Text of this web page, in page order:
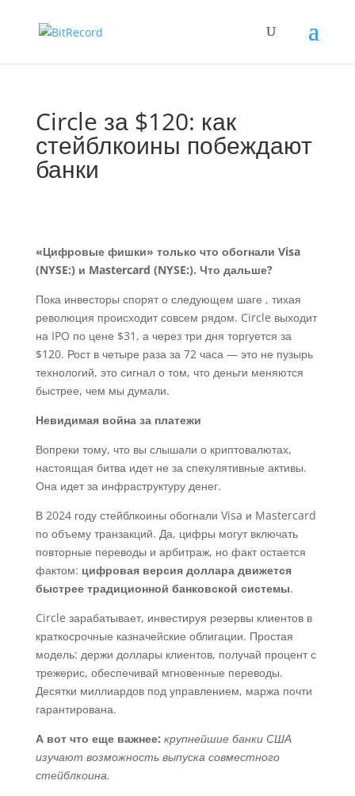
Circle за $120: как
стейблкоины побеждают
банки
«Цифровые фишки» только что обогнали Visa
(NYSE:) и Mastercard (NYSE:). Что дальше?
Пока инвесторы спорят о следующем шаге , тихая
революция происходит совсем рядом. Circle выходит
на IPO по цене $31, а через три дня торгуется за
$120. Рост в четыре раза за 72 часа — это не пузырь
технологий, это сигнал о том, что деньги меняются
быстрее, чем мы думали.
Невидимая война за платежи
Вопреки тому, что вы слышали о криптовалютах,
настоящая битва идет не за спекулятивные активы.
Она идет за инфраструктуру денег.
В 2024 году стейблкоины обогнали Visa и Mastercard
по объему транзакций. Да, цифры могут включать
повторные переводы и арбитраж, но факт остается
фактом: цифровая версия доллара движется
быстрее традиционной банковской системы.
Circle зарабатывает, инвестируя резервы клиентов в
краткосрочные казначейские облигации. Простая
модель: держи доллары клиентов, получай процент с
трежерис, обеспечивай мгновенные переводы.
Десятки миллиардов под управлением, маржа почти
гарантирована.
А вот что еще важнее: крупнейшие банки США
изучают возможность выпуска совместного
стейблкоина.